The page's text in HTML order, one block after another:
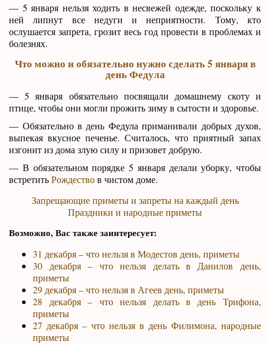
— 5 января нельзя ходить в несвежей одежде, поскольку к
ней липнут все недуги и неприятности. Тому, кто
ослушается запрета, грозит весь год провести в проблемах и
болезнях.
Что можно и обязательно нужно сделать 5 января в
день Федула
— 5 января обязательно посвящали домашнему скоту и
птице, чтобы они могли прожить зиму в сытости и здоровье.
— Обязательно в день Федула приманивали добрых духов,
выпекая вкусное печенье. Считалось, что приятный запах
изгонит из дома злую силу и призовет добрую.
— В обязательном порядке 5 января делали уборку, чтобы
встретитьРождествов чистом доме.
Запрещающие приметы и запреты на каждый день
Праздники и народные приметы
Возможно, Вас также заинтересует:
31 декабря – что нельзя в Модестов день, приметы
30 декабря – что нельзя делать в Данилов день,
приметы
29 декабря – что нельзя в Агеев день, приметы
28 декабря – что нельзя делать в день Трифона,
приметы
27 декабря – что нельзя в день Филимона, народные
приметы